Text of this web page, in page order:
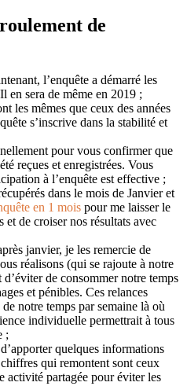
de
l’enquête a démarré les
en sera de même en 2019 ;
les mêmes que ceux des années
s’inscrive dans la stabilité et
pour vous confirmer que
reçues et enregistrées. Vous
à l’enquête est effective ;
dans le mois de Janvier et
en 1 mois pour me laisser le
et de croiser nos résultats avec
janvier, je les remercie de
réalisons (qui se rajoute à notre
de consommer notre temps
et pénibles. Ces relances
notre temps par semaine là où
individuelle permettrait à tous
;
quelques informations
qui remontent sont ceux
activité partagée pour éviter les